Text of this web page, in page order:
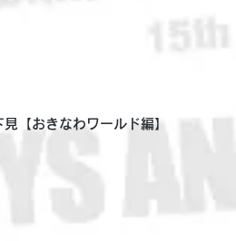
【おきなわワールド編】